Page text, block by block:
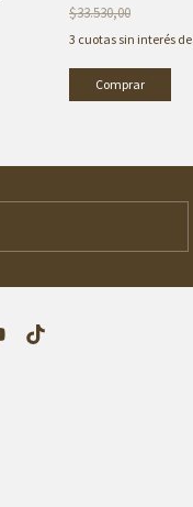
$33.530,00
3 cuotas sin interés de